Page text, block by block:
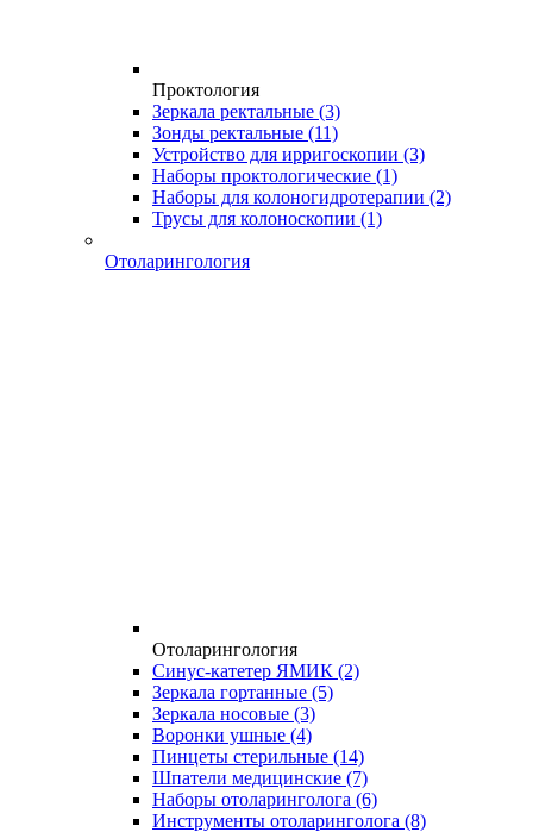
Проктология
Зеркала ректальные (3)
Зонды ректальные (11)
Устройство для ирригоскопии (3)
Наборы проктологические (1)
Наборы для колоногидротерапии (2)
Трусы для колоноскопии (1)
Отоларингология
Отоларингология
Синус-катетер ЯМИК (2)
Зеркала гортанные (5)
Зеркала носовые (3)
Воронки ушные (4)
Пинцеты стерильные (14)
Шпатели медицинские (7)
Наборы отоларинголога (6)
Инструменты отоларинголога (8)